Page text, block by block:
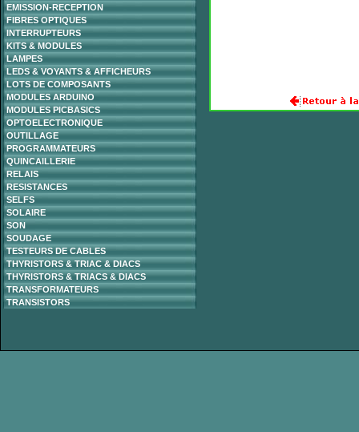
EMISSION-RECEPTION
FIBRES OPTIQUES
INTERRUPTEURS
KITS & MODULES
LAMPES
LEDS & VOYANTS & AFFICHEURS
LOTS DE COMPOSANTS
MODULES ARDUINO
MODULES PICBASICS
OPTOELECTRONIQUE
OUTILLAGE
PROGRAMMATEURS
QUINCAILLERIE
RELAIS
RESISTANCES
SELFS
SOLAIRE
SON
SOUDAGE
TESTEURS DE CABLES
THYRISTORS & TRIAC & DIACS
THYRISTORS & TRIACS & DIACS
TRANSFORMATEURS
TRANSISTORS